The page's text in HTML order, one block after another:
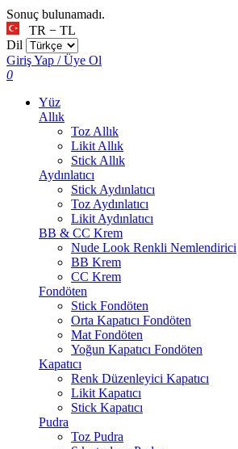
Sonuç bulunamadı.
TR − TL
Dil
Giriş Yap / Üye Ol
0
Yüz
Allık
Toz Allık
Likit Allık
Stick Allık
Aydınlatıcı
Stick Aydınlatıcı
Toz Aydınlatıcı
Likit Aydınlatıcı
BB & CC Krem
Nude Look Renkli Nemlendirici
BB Krem
CC Krem
Fondöten
Stick Fondöten
Orta Kapatıcı Fondöten
Mat Fondöten
Yoğun Kapatıcı Fondöten
Kapatıcı
Renk Düzenleyici Kapatıcı
Likit Kapatıcı
Stick Kapatıcı
Pudra
Toz Pudra